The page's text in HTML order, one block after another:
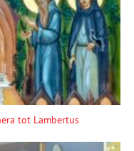
tot Lambertus